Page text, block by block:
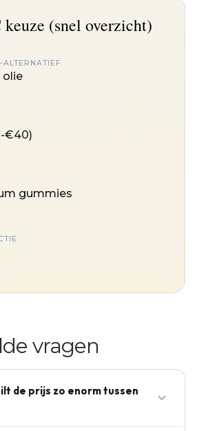
(snel overzicht)
ALTERNATIEF
olie
€40)
gummies
vragen
de prijs zo enorm tussen